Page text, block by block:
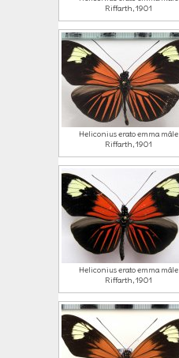
Riffarth, 1901
Heliconius erato emma mâle
Riffarth, 1901
Heliconius erato emma mâle
Riffarth, 1901